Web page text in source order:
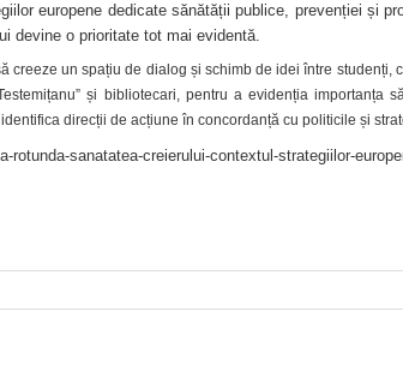
europene dedicate sănătății publice, prevenției și
devine o prioritate tot mai evidentă.
creeze un spațiu de dialog și schimb de idei între studenți,
și bibliotecari, pentru a evidenția importanța
direcții de acțiune în concordanță cu politicile și
rotunda-sanatatea-creierului-contextul-strategiilor-